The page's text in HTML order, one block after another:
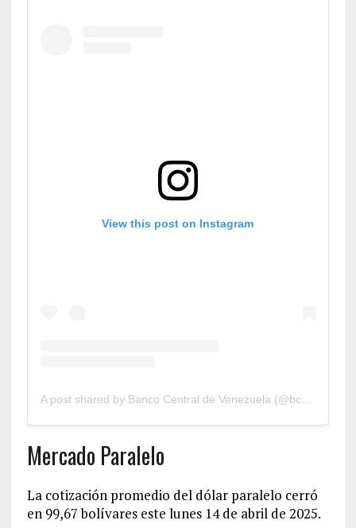
View this post on Instagram
A post shared by Banco Central de Venezuela (@bcv.org.ve)
Mercado Paralelo
La cotización promedio del dólar paralelo cerró
en 99,67 bolívares este lunes 14 de abril de 2025.